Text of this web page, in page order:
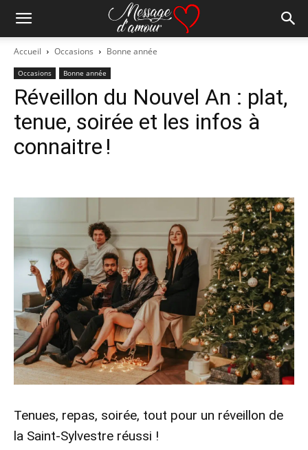
Accueil Occasions Bonne année
Occasions Bonne année
Réveillon du Nouvel An : plat,
tenue, soirée et les infos à
connaitre !
Tenues, repas, soirée, tout pour un réveillon de
la Saint-Sylvestre réussi !